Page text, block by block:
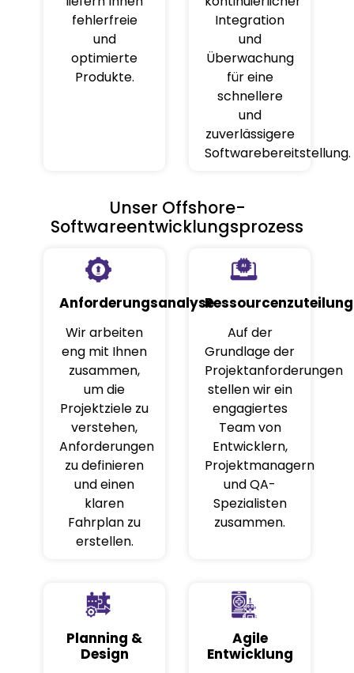
fehlerfreie
und
optimierte
Produkte.
Integration
und
Überwachung
für eine
schnellere
und
zuverlässigere
Softwarebereitstellung.
Unser Offshore-
Softwareentwicklungsprozess
Anforderungsanalyse
Wir arbeiten
eng mit Ihnen
zusammen,
um die
Projektziele zu
verstehen,
Anforderungen
zu definieren
und einen
klaren
Fahrplan zu
erstellen.
Ressourcenzuteilung
Auf der
Grundlage der
Projektanforderungen
stellen wir ein
engagiertes
Team von
Entwicklern,
Projektmanagern
und QA-
Spezialisten
zusammen.
Planning &
Design
Agile
Entwicklung